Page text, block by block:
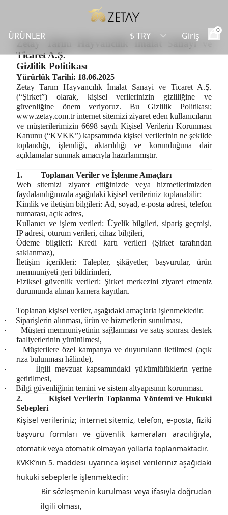
ÜRÜNLER Giriş
0
Zetay Tarım Hayvancılık İmalat Sanayi ve
Ticaret A.Ş.
Gizlilik Politikası
Yürürlük Tarihi: 18.06.2025
Zetay Tarım Hayvancılık İmalat Sanayi ve Ticaret A.Ş.
(“Şirket”) olarak, kişisel verilerinizin gizliliğine ve
güvenliğine önem veriyoruz. Bu Gizlilik Politikası;
www.zetay.com.trinternet sitemizi ziyaret eden kullanıcıların
ve müşterilerimizin 6698 sayılı Kişisel Verilerin Korunması
Kanunu (“KVKK”) kapsamında kişisel verilerinin ne şekilde
toplandığı, işlendiği, aktarıldığı ve korunduğuna dair
açıklamalar sunmak amacıyla hazırlanmıştır.
1.
Toplanan Veriler ve İşlenme Amaçları
Web sitemizi ziyaret ettiğinizde veya hizmetlerimizden
faydalandığınızda aşağıdaki kişisel verileriniz toplanabilir:
Kimlik ve iletişim bilgileri: Ad, soyad, e-posta adresi, telefon
numarası, açık adres,
Kullanıcı ve işlem verileri: Üyelik bilgileri, sipariş geçmişi,
IP adresi, oturum verileri, cihaz bilgileri,
Ödeme bilgileri: Kredi kartı verileri (Şirket tarafından
saklanmaz),
İletişim içerikleri: Talepler, şikâyetler, başvurular,
ürün
memnuniyeti geri bildirimleri,
Fiziksel güvenlik verileri: Şirket merkezini ziyaret etmeniz
durumunda alınan kamera kayıtları.
Toplanan kişisel veriler, aşağıdaki amaçlarla işlenmektedir:
·
Siparişlerin alınması, ürün ve hizmetlerin sunulması,
·
Müşteri memnuniyetinin sağlanması ve satış sonrası destek
faaliyetlerinin yürütülmesi,
·
Müşterilere özel kampanya ve duyuruların iletilmesi (açık
rıza bulunması hâlinde),
·
İlgili mevzuat kapsamındaki yükümlülüklerin yerine
getirilmesi,
·
Bilgi güvenliğinin temini ve sistem altyapısının korunması.
2.
Kişisel Verilerin Toplanma Yöntemi ve Hukuki
Sebepleri
Kişisel verileriniz; internet sitemiz, telefon, e-posta, fiziki
başvuru formları ve güvenlik kameraları aracılığıyla,
otomatik veya otomatik olmayan yollarla toplanmaktadır.
KVKK’nın 5. maddesi uyarınca kişisel verileriniz aşağıdaki
hukuki sebeplerle işlenmektedir:
·
Bir sözleşmenin kurulması veya ifasıyla doğrudan
ilgili olması,